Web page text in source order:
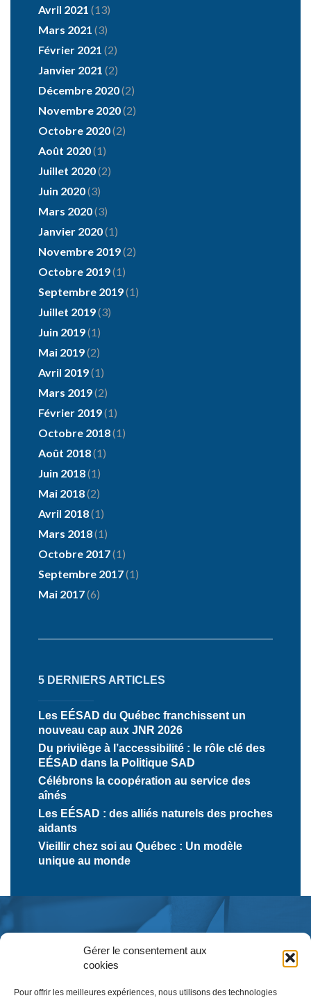
Gérer le consentement aux
cookies
Pour offrir les meilleures expériences, nous utilisons des technologies
Avril 2021 (13)
Mars 2021 (3)
Février 2021 (2)
Janvier 2021 (2)
Décembre 2020(2)
Novembre 2020(2)
Octobre 2020(2)
Août 2020(1)
Juillet 2020(2)
Juin 2020(3)
Mars 2020(3)
Janvier 2020(1)
Novembre 2019(2)
Octobre 2019(1)
Septembre 2019(1)
Juillet 2019(3)
Juin 2019(1)
Mai 2019(2)
Avril 2019(1)
Mars 2019(2)
Février 2019(1)
Octobre 2018(1)
Août 2018(1)
Juin 2018(1)
Mai 2018(2)
Avril 2018(1)
Mars 2018(1)
Octobre 2017(1)
Septembre 2017(1)
Mai 2017(6)
5 DERNIERS ARTICLES
Les EÉSAD du Québec franchissent un
nouveau cap aux JNR 2026
Du privilège à l’accessibilité : le rôle clé des
EÉSAD dans la Politique SAD
Célébrons la coopération au service des
aînés
Les EÉSAD : des alliés naturels des proches
aidants
Vieillir chez soi au Québec : Un modèle
unique au monde